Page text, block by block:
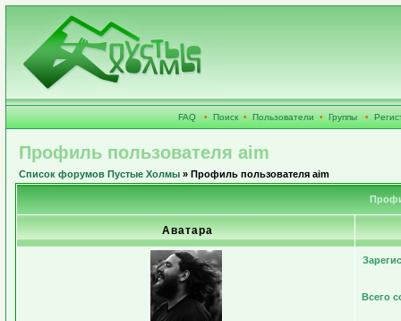
FAQ • Поиск • Пользователи • Группы •
Профиль пользователя aim
Список форумов Пустые Холмы » Профиль пользователя aim
Аватара
Всего